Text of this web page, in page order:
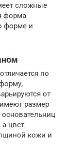
сложные
форма
форме и
по
от
размер
основательниц
цвет
кожи и